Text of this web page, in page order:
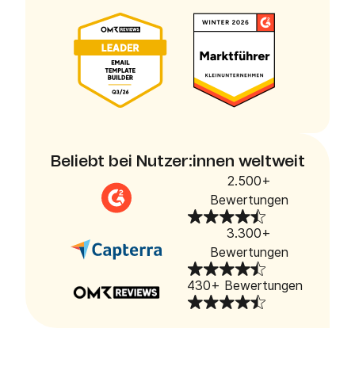
Beliebt bei Nutzer:innen weltweit
2.500+
Bewertungen
3.300+
Bewertungen
430+ Bewertungen